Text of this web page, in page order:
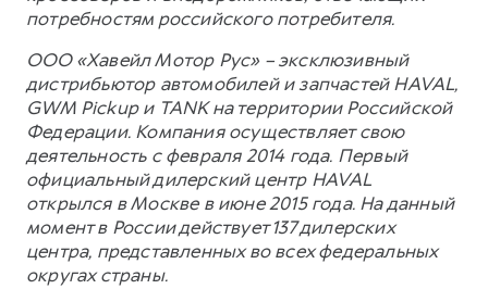
потребностям российского потребителя.
ООО «Хавейл Мотор Рус» – эксклюзивный
дистрибьютор автомобилей и запчастей HAVAL,
GWM Pickup и TANK на территории Российской
Федерации. Компания осуществляет свою
деятельность с февраля 2014 года. Первый
официальный дилерский центр HAVAL
открылся в Москве в июне 2015 года. На данный
момент в России действует 137 дилерских
центра, представленных во всех федеральных
округах страны.